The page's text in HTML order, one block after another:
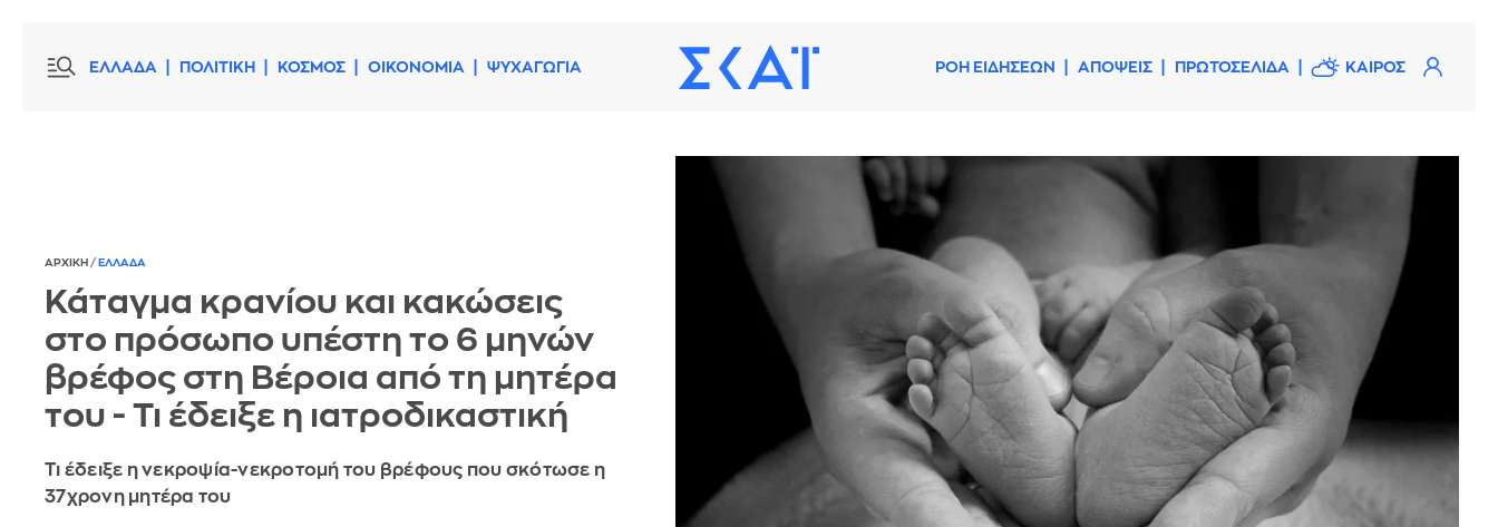
ΕΛΛΑΔΑ ΠΟΛΙΤΙΚΗ ΚΟΣΜΟΣ ΟΙΚΟΝΟΜΙΑ ΨΥΧΑΓΩΓΙΑ ΡΟΗ ΕΙΔΗΣΕΩΝ ΑΠΟΨΕΙΣ ΠΡΩΤΟΣΕΛΙΔΑ ΚΑΙΡΟΣ
ΑΡΧΙΚΗ / ΕΛΛΑΔΑ
Κάταγμα κρανίου και κακώσεις
στο πρόσωπο υπέστη το 6 μηνών
βρέφος στη Βέροια από τη μητέρα
του - Τι έδειξε η ιατροδικαστική
Τι έδειξε η νεκροψία-νεκροτομή του βρέφους που σκότωσε η
37χρονη μητέρα του